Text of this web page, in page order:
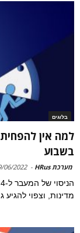
בלוגים
בשבוע
מערכת HRus -
06/2022
מדינות, וצפוי להגיע